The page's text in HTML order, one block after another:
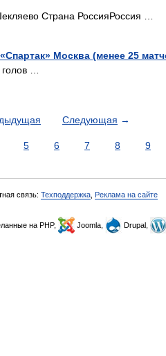
Страна РоссияРоссия …
Москва (менее 25
…
Следующая →
5 6 7 8 9
связь: Техподдержка Реклама на сайте
на PHP, Joomla, Drupal,